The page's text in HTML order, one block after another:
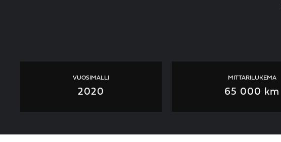
VUOSIMALLI
2020
MITTARILUKEMA
65 000 km